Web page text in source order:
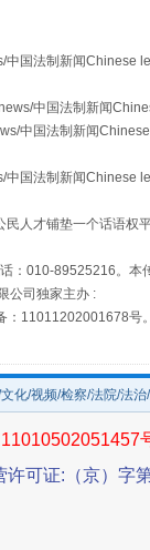
国法制新闻Chinese
中国法制新闻
中国法制新闻
国法制新闻Chinese
人才铺垫一个话语权
：010-89525216。
公司独家主办 :
11011202001678号。
化/视频/检察/法院/法治
许可证:（京）字